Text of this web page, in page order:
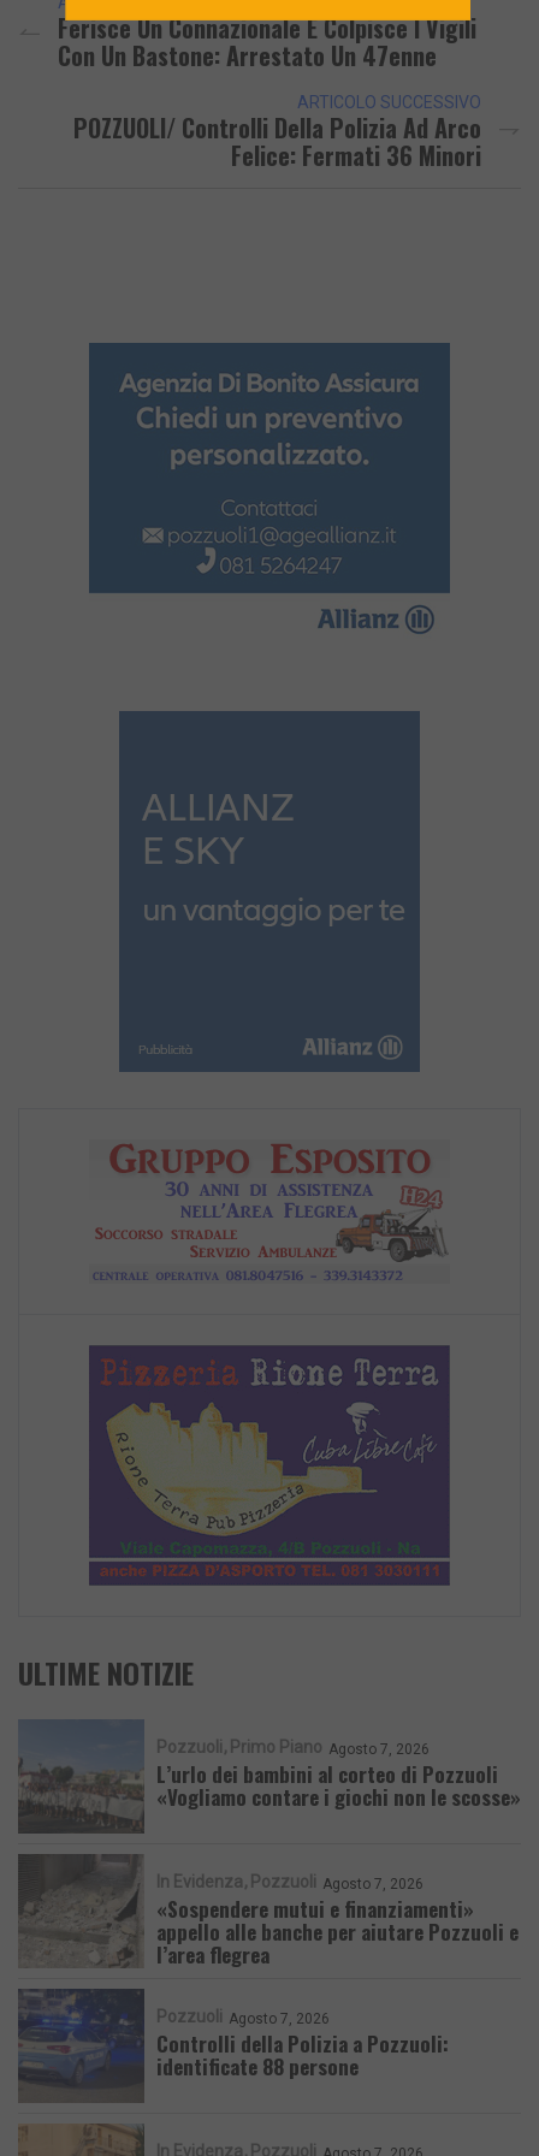
Ferisce Un Connazionale E Colpisce I Vigili
Con Un Bastone: Arrestato Un 47enne
ARTICOLO SUCCESSIVO
POZZUOLI/ Controlli Della Polizia Ad Arco
Felice: Fermati 36 Minori
ULTIME NOTIZIE
Pozzuoli Primo Piano Agosto 7, 2026
L’urlo dei bambini al corteo di Pozzuoli
«Vogliamo contare i giochi non le scosse»
In Evidenza Pozzuoli Agosto 7, 2026
«Sospendere mutui e finanziamenti»
appello alle banche per aiutare Pozzuoli e
l’area flegrea
Pozzuoli Agosto 7, 2026
Controlli della Polizia a Pozzuoli:
identificate 88 persone
In Evidenza Pozzuoli